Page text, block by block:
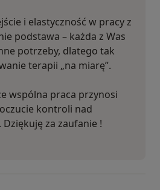
i elastyczność w pracy z
podstawa – każda z Was
potrzeby, dlatego tak
terapii „na miarę”.
wspólna praca przynosi
kontroli nad
za zaufanie !